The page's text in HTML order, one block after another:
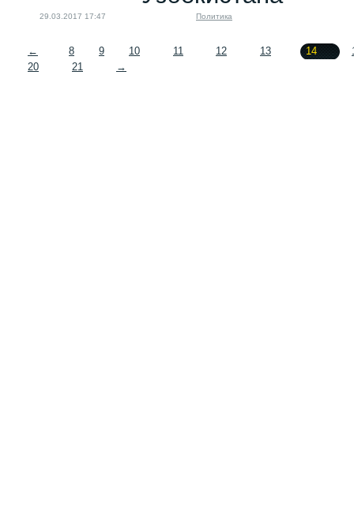
29.03.2017 17:47 Политика
← 8 9 10 11 12 13 14
20
21 →